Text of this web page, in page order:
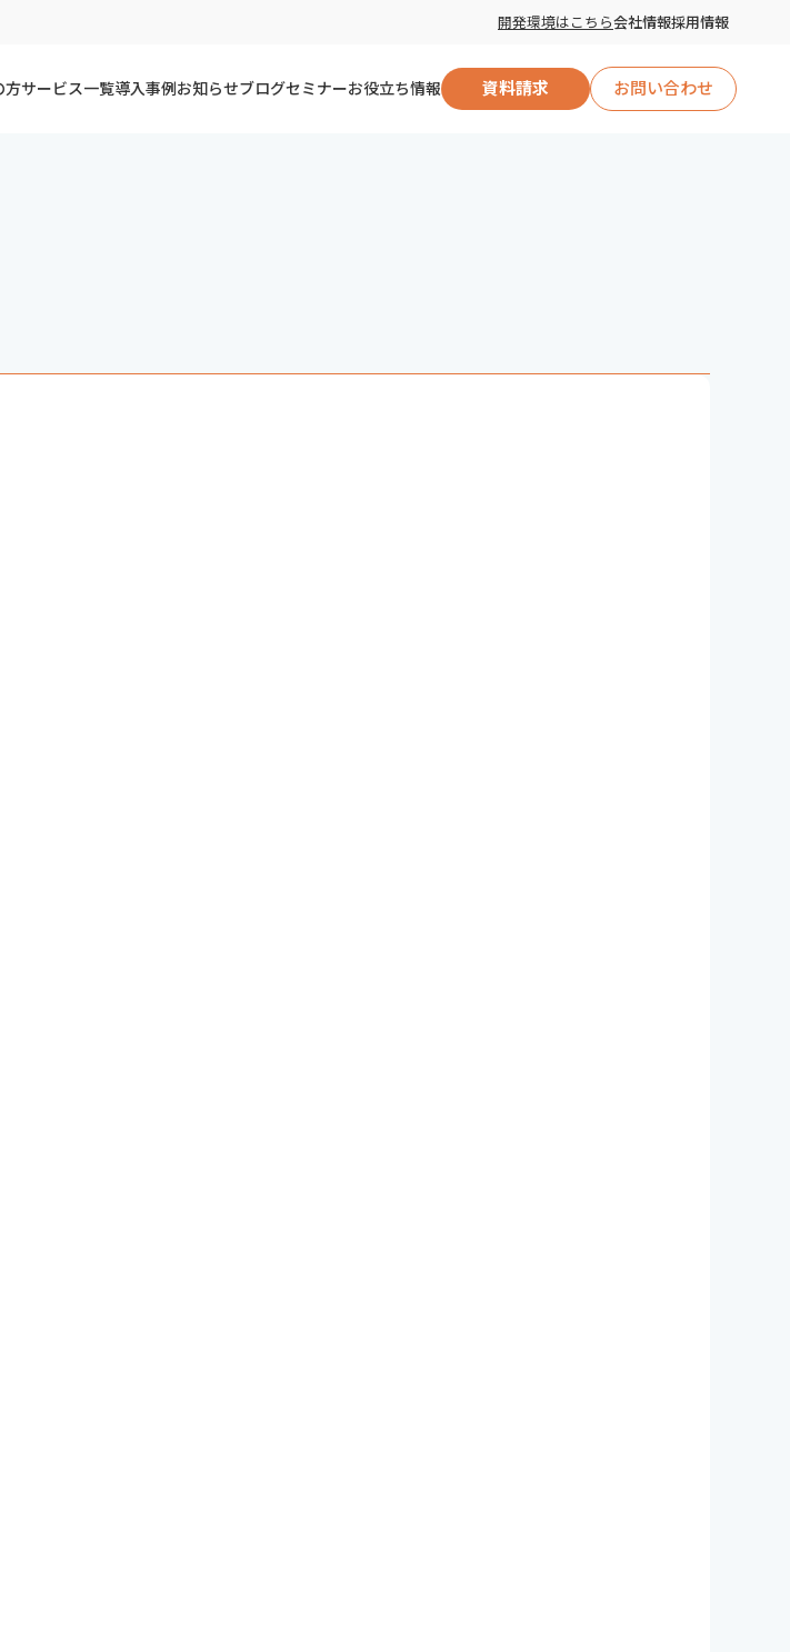
開発環境はこちら会社情報採用情報
方サービス一覧導入事例お知らせブログセミナーお役立ち情報 資料請求 お問い合わせ